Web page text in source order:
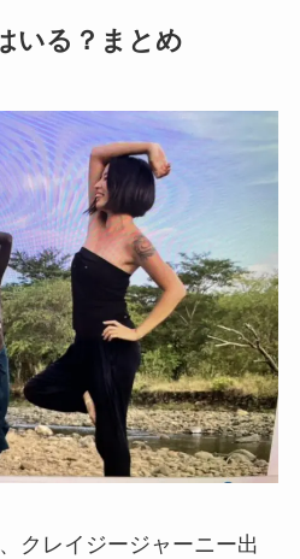
いる？まとめ
クレイジージャーニー出